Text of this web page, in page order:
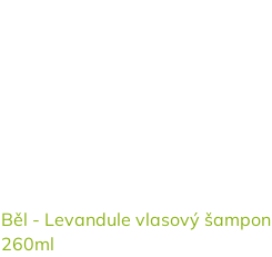
Běl - Levandule vlasový šampon
260ml